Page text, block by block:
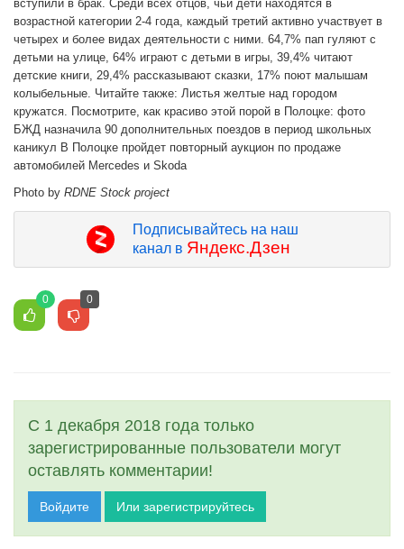
вступили в брак. Среди всех отцов, чьи дети находятся в
возрастной категории 2-4 года, каждый третий активно участвует в
четырех и более видах деятельности с ними. 64,7% пап гуляют с
детьми на улице, 64% играют с детьми в игры, 39,4% читают
детские книги, 29,4% рассказывают сказки, 17% поют малышам
колыбельные. Читайте также: Листья желтые над городом
кружатся. Посмотрите, как красиво этой порой в Полоцке: фото
БЖД назначила 90 дополнительных поездов в период школьных
каникул В Полоцке пройдет повторный аукцион по продаже
автомобилей Mercedes и Skoda
Photo by RDNE Stock project
Подписывайтесь на наш
канал в Яндекс.Дзен
0 0
С 1 декабря 2018 года только
зарегистрированные пользователи могут
оставлять комментарии!
Войдите Или зарегистрируйтесь